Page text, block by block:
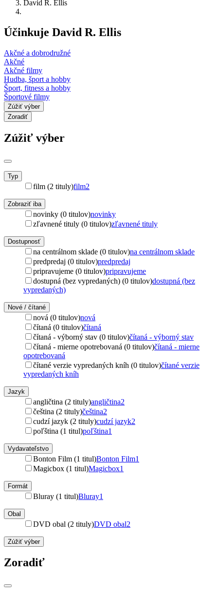
David R. Ellis
Účinkuje David R. Ellis
Akčné a dobrodružné
Akčné
Akčné filmy
Hudba, šport a hobby
Šport, fitness a hobby
Športové filmy
Zúžiť výber
Zoradiť
Zúžiť výber
Typ
film (2 tituly)film2
Zobraziť iba
novinky (0 titulov)novinky
zľavnené tituly (0 titulov)zľavnené tituly
Dostupnosť
na centrálnom sklade (0 titulov)na centrálnom sklade
predpredaj (0 titulov)predpredaj
pripravujeme (0 titulov)pripravujeme
dostupná (bez vypredaných) (0 titulov)dostupná (bez
vypredaných)
Nové / čítané
nová (0 titulov)nová
čítaná (0 titulov)čítaná
čítaná - výborný stav (0 titulov)čítaná - výborný stav
čítaná - mierne opotrebovaná (0 titulov)čítaná - mierne
opotrebovaná
čítané verzie vypredaných kníh (0 titulov)čítané verzie
vypredaných kníh
Jazyk
angličtina (2 tituly)angličtina2
čeština (2 tituly)čeština2
cudzí jazyk (2 tituly)cudzí jazyk2
poľština (1 titul)poľština1
Vydavateľstvo
Bonton Film (1 titul)Bonton Film1
Magicbox (1 titul)Magicbox1
Formát
Bluray (1 titul)Bluray1
Obal
DVD obal (2 tituly)DVD obal2
Zúžiť výber
Zoradiť